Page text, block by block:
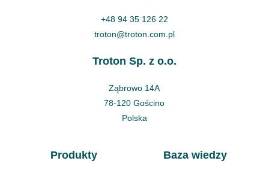
+48 94 35 126 22
troton@troton.com.pl
Troton Sp. z o.o.
Ząbrowo 14A
78-120 Gościno
Polska
Produkty Baza wiedzy